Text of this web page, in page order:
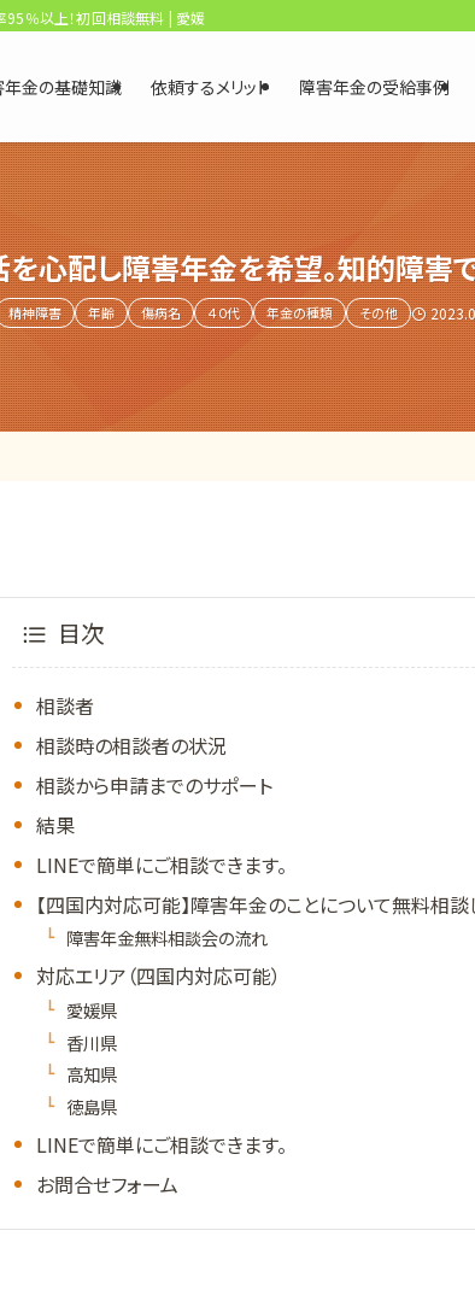
％以上！初回相談無料 | 愛媛・松山障害年金相談センター
年金の基礎知識 依頼するメリット 障害年金の受給事例
心配し障害年金を希望。知的障害
精神障害 年齢 傷病名 ４０代 年金の種類 その他
目次
相談者
相談時の相談者の状況
相談から申請までのサポート
結果
LINEで簡単にご相談できます。
【四国内対応可能】障害年金のことについて無料相談
障害年金無料相談会の流れ
対応エリア（四国内対応可能）
愛媛県
香川県
高知県
徳島県
LINEで簡単にご相談できます。
お問合せフォーム